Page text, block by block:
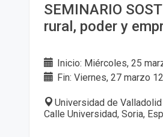
SEMINARIO
rural, poder y
Inicio: Miércoles, 25
Fin: Viernes, 27 marzo
Universidad de
Calle Universidad, Soria,